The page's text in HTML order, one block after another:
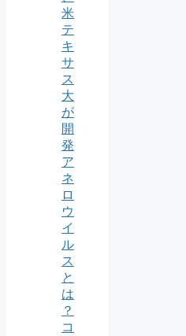
米
テ
キ
サ
ス
大
が
開
発
ア
ネ
ロ
ウ
イ
ル
ス
と
は
？
コ